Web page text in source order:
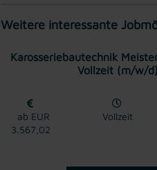
Weitere interessante
Karosseriebautechnik
Vollzeit (m/w/d)
ab EUR
3.567,02
Vollzeit